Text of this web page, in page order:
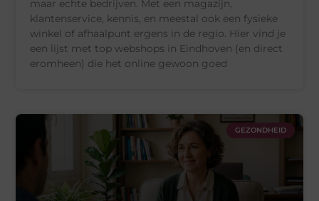
maar echte bedrijven. Met een magazijn,
klantenservice, kennis, en meestal ook een fysieke
winkel of afhaalpunt ergens in de regio. Hier vind je
een lijst met top webshops in Eindhoven (en direct
eromheen) die het online gewoon goed
GEZONDHEID